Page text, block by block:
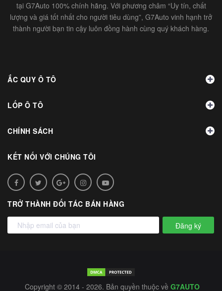
tại G7Auto 100% chính hãng. Với phương châm “Uy tín, chất
lượng và giá tốt nhất cho người tiêu dùng”, G7Auto vinh hạnh trở
thành người bạn tin cậy luôn đồng hành cùng quý khách hàng.
ẮC QUY Ô TÔ
LỐP Ô TÔ
CHÍNH SÁCH
KẾT NỐI VỚI CHÚNG TÔI
TRỞ THÀNH ĐỐI TÁC BÁN HÀNG
Đăng ký
Copyright © 2014 - 2026. Bản quyền thuộc về G7AUTO